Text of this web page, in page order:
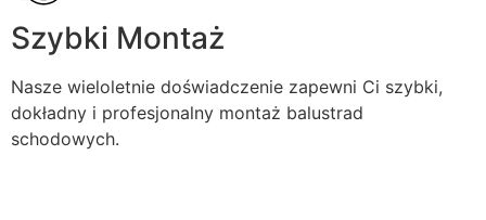
Szybki Montaż
Nasze wieloletnie doświadczenie zapewni Ci szybki,
dokładny i profesjonalny montaż balustrad
schodowych.